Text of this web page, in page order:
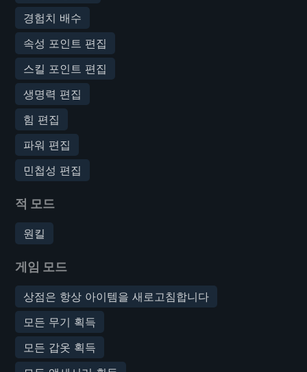
경험치 배수
속성 포인트 편집
스킬 포인트 편집
생명력 편집
힘 편집
파워 편집
민첩성 편집
적 모드
원킬
게임 모드
상점은 항상 아이템을 새로고침합니다
모든 무기 획득
모든 갑옷 획득